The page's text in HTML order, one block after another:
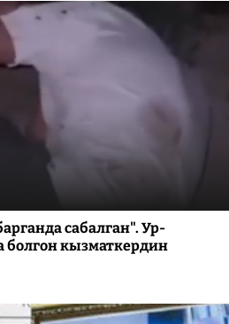
сабалган". Ур-
болгон кызматкердин